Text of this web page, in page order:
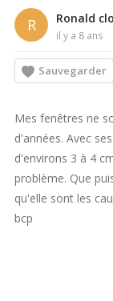
R Ronald
il y a 8 ans
Sauvegarder
Mes fenêtres ne
d'années. Avec
d'environs 3 à 4
problème. Que
qu'elle sont les
bcp